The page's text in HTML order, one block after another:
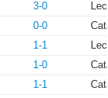
3-0
0-0
1-1
1-0
1-1